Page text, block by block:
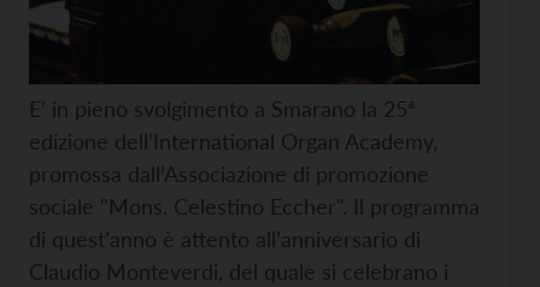
E’ in pieno svolgimento a Smarano la 25ª
edizione dell’International Organ Academy,
promossa dall’Associazione di promozione
sociale "Mons. Celestino Eccher". Il programma
di quest’anno è attento all’anniversario di
Claudio Monteverdi, del quale si celebrano i